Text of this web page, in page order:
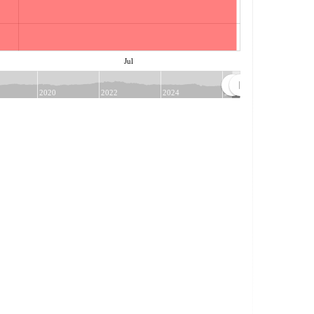
Jul
2020 2022 2024 2026